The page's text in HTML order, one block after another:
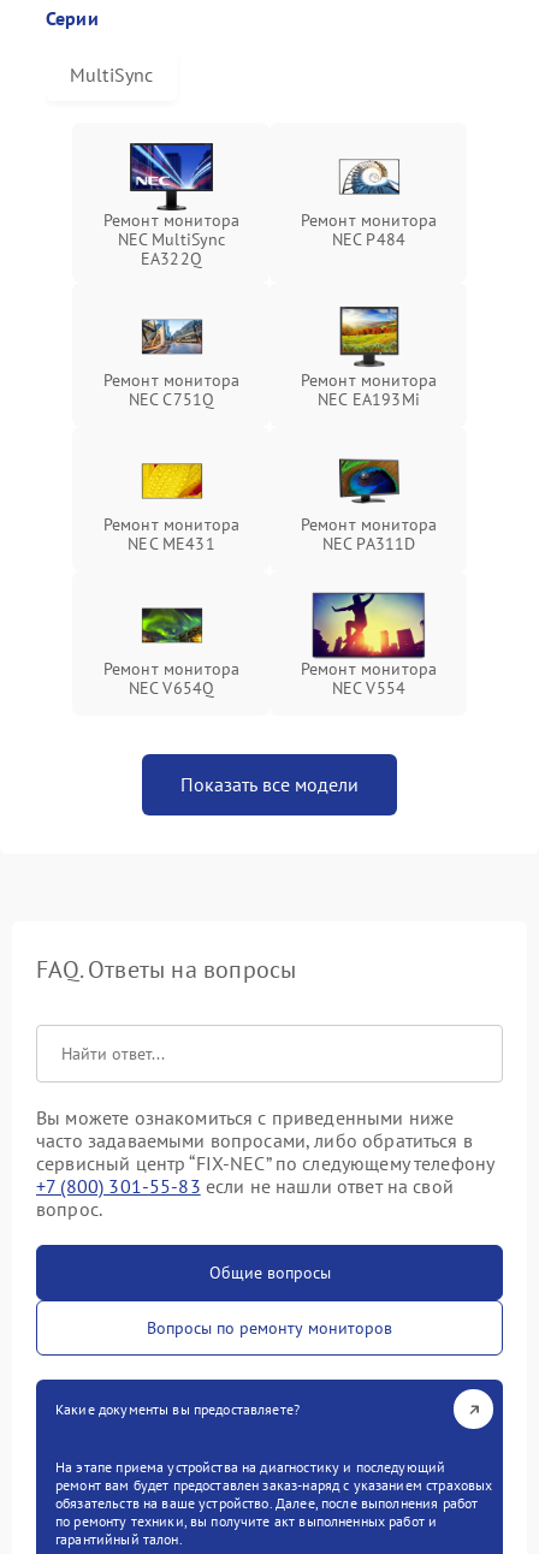
Серии
MultiSync
Ремонт монитора
NEC MultiSync
EA322Q
Ремонт монитора
NEC P484
Ремонт монитора
NEC C751Q
Ремонт монитора
NEC EA193Mi
Ремонт монитора
NEC ME431
Ремонт монитора
NEC PA311D
Ремонт монитора
NEC V654Q
Ремонт монитора
NEC V554
Показать все модели
FAQ. Ответы на вопросы
Вы можете ознакомиться с приведенными ниже
часто задаваемыми вопросами, либо обратиться в
сервисный центр “FIX-NEC” по следующему телефону
+7 (800) 301-55-83 если не нашли ответ на свой
вопрос.
Общие вопросы
Вопросы по ремонту мониторов
Какие документы вы предоставляете?
На этапе приема устройства на диагностику и последующий
ремонт вам будет предоставлен заказ-наряд с указанием страховых
обязательств на ваше устройство. Далее, после выполнения работ
по ремонту техники, вы получите акт выполненных работ и
гарантийный талон.